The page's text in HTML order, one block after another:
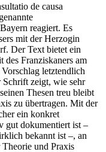
de causa
reagiert. Es
mit der Herzogin
Der Text bietet ein
des Franziskaners am
letztendlich
Schrift zeigt, wie sehr
Thesen treu bleibt
zu übertragen. Mit der
ein konkret
gut dokumentiert ist –
bekannt ist –, an
und Praxis